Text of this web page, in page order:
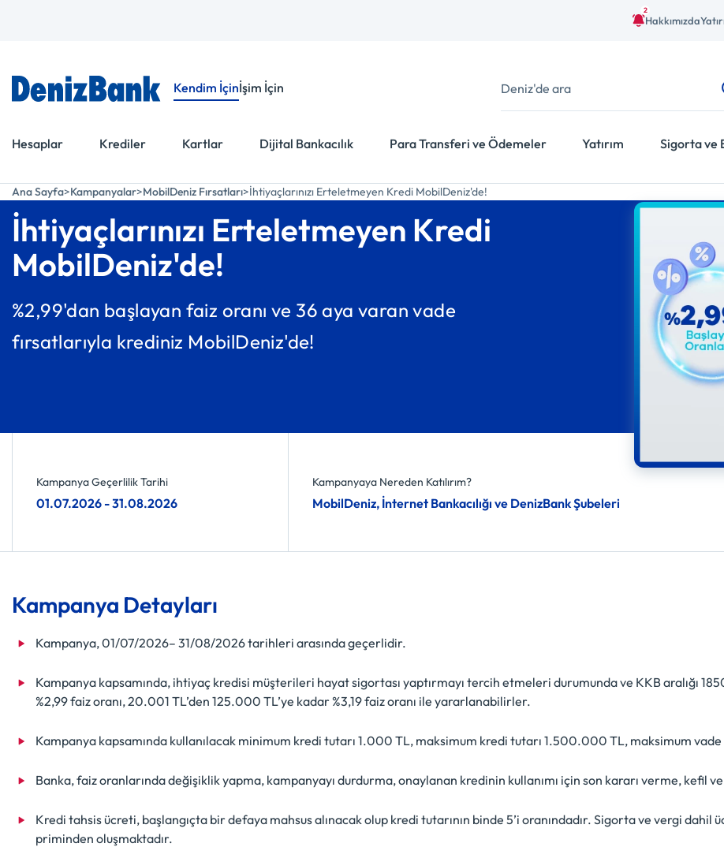
2
Hakkımızda
Kendim İçinİşim İçin
Hesaplar Krediler Kartlar Dijital Bankacılık Para Transferi ve Ödemeler Yatırım Sigorta ve
Ana Sayfa Kampanyalar MobilDeniz Fırsatları İhtiyaçlarınızı Erteletmeyen Kredi MobilDeniz'de!
İhtiyaçlarınızı Erteletmeyen Kredi
MobilDeniz'de!
%2,99'dan başlayan faiz oranı ve 36 aya varan vade
fırsatlarıyla krediniz MobilDeniz'de!
Kampanya Geçerlilik Tarihi
01.07.2026 - 31.08.2026
Kampanyaya Nereden Katılırım?
MobilDeniz, İnternet Bankacılığı ve DenizBank Şubeleri
Kampanya Detayları
Kampanya, 01/07/2026– 31/08/2026 tarihleri arasında geçerlidir.
Kampanya kapsamında, ihtiyaç kredisi müşterileri hayat sigortası yaptırmayı tercih etmeleri durumunda ve KKB aralığı
%2,99 faiz oranı, 20.001 TL’den 125.000 TL’ye kadar %3,19 faiz oranı ile yararlanabilirler.
Kampanya kapsamında kullanılacak minimum kredi tutarı 1.000 TL, maksimum kredi tutarı 1.500.000 TL, maksimum vade
Banka, faiz oranlarında değişiklik yapma, kampanyayı durdurma, onaylanan kredinin kullanımı için son kararı verme, kefil
Kredi tahsis ücreti, başlangıçta bir defaya mahsus alınacak olup kredi tutarının binde 5’i oranındadır. Sigorta ve vergi
priminden oluşmaktadır.